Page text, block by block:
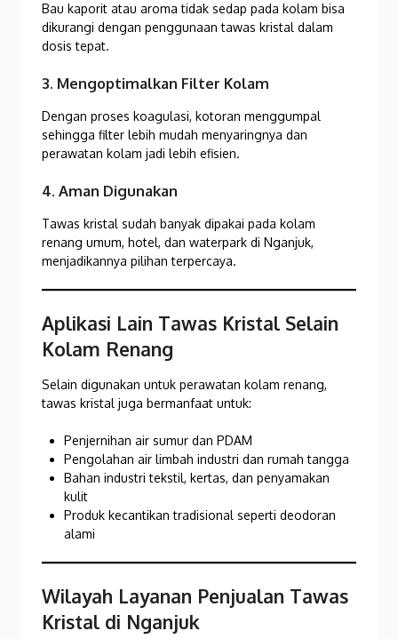
Bau kaporit atau aroma tidak sedap pada kolam bisa
dikurangi dengan penggunaan tawas kristal dalam
dosis tepat.
3. Mengoptimalkan Filter Kolam
Dengan proses koagulasi, kotoran menggumpal
sehingga filter lebih mudah menyaringnya dan
perawatan kolam jadi lebih efisien.
4. Aman Digunakan
Tawas kristal sudah banyak dipakai pada kolam
renang umum, hotel, dan waterpark di Nganjuk,
menjadikannya pilihan terpercaya.
Aplikasi Lain Tawas Kristal Selain
Kolam Renang
Selain digunakan untuk perawatan kolam renang,
tawas kristal juga bermanfaat untuk:
Penjernihan air sumur dan PDAM
Pengolahan air limbah industri dan rumah tangga
Bahan industri tekstil, kertas, dan penyamakan
kulit
Produk kecantikan tradisional seperti deodoran
alami
Wilayah Layanan Penjualan Tawas
Kristal di Nganjuk